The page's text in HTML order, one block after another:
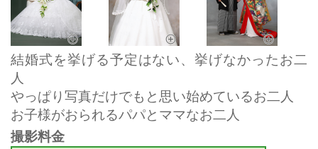
結婚式を挙げる予定はない、挙げなかったお二
人
やっぱり写真だけでもと思い始めているお二人
お子様がおられるパパとママなお二人
撮影料金